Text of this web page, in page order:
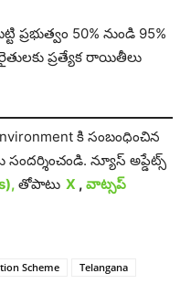
ప్రభుత్వం 50% నుండి 95%
ప్రత్యేక రాయితీలు
కి సంబంధించిన
సందర్శించండి. న్యూస్ అప్డేట్స్
తోపాటు X , వాట్సప్
Scheme Telangana